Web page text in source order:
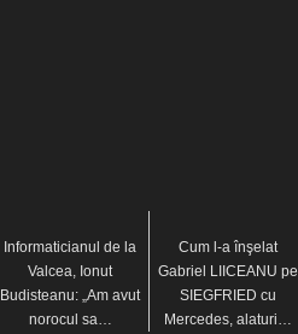
Informaticianul de la
Valcea, Ionut
Budisteanu: „Am avut
norocul sa…
Cum l-a înşelat
Gabriel LIICEANU pe
SIEGFRIED cu
Mercedes, alaturi…